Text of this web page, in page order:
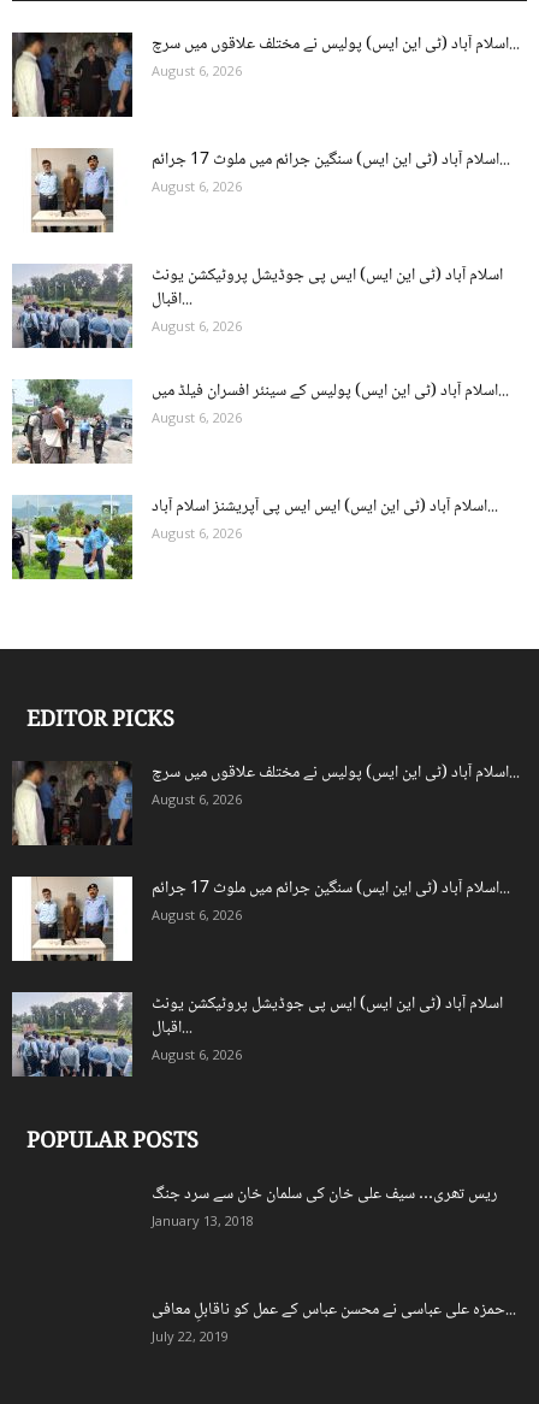
اسلام آباد (ٹی این ایس) پولیس نے مختلف علاقوں میں سرچ...
August 6, 2026
اسلام آباد (ٹی این ایس) سنگین جرائم میں ملوث 17 جرائم...
August 6, 2026
اسلام آباد (ٹی این ایس) ایس پی جوڈیشل پروٹیکشن یونٹ
اقبال...
August 6, 2026
اسلام آباد (ٹی این ایس) پولیس کے سینئر افسران فیلڈ میں...
August 6, 2026
اسلام آباد (ٹی این ایس) ایس ایس پی آپریشنز اسلام آباد...
August 6, 2026
EDITOR PICKS
اسلام آباد (ٹی این ایس) پولیس نے مختلف علاقوں میں سرچ...
August 6, 2026
اسلام آباد (ٹی این ایس) سنگین جرائم میں ملوث 17 جرائم...
August 6, 2026
اسلام آباد (ٹی این ایس) ایس پی جوڈیشل پروٹیکشن یونٹ
اقبال...
August 6, 2026
POPULAR POSTS
ریس تھری… سیف علی خان کی سلمان خان سے سرد جنگ
January 13, 2018
حمزہ علی عباسی نے محسن عباس کے عمل کو ناقابلِ معافی...
July 22, 2019